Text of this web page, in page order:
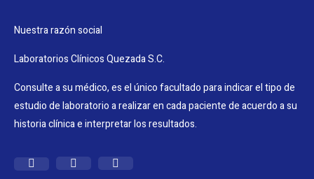
Nuestra razón social
Laboratorios Clínicos Quezada S.C.
Consulte a su médico, es el único facultado para indicar el tipo de
estudio de laboratorio a realizar en cada paciente de acuerdo a su
historia clínica e interpretar los resultados.